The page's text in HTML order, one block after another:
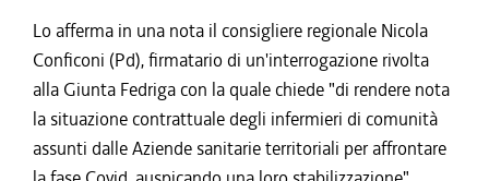
Lo afferma in una nota il consigliere regionale Nicola
Conficoni (Pd), firmatario di un'interrogazione rivolta
alla Giunta Fedriga con la quale chiede "di rendere nota
la situazione contrattuale degli infermieri di comunità
assunti dalle Aziende sanitarie territoriali per affrontare